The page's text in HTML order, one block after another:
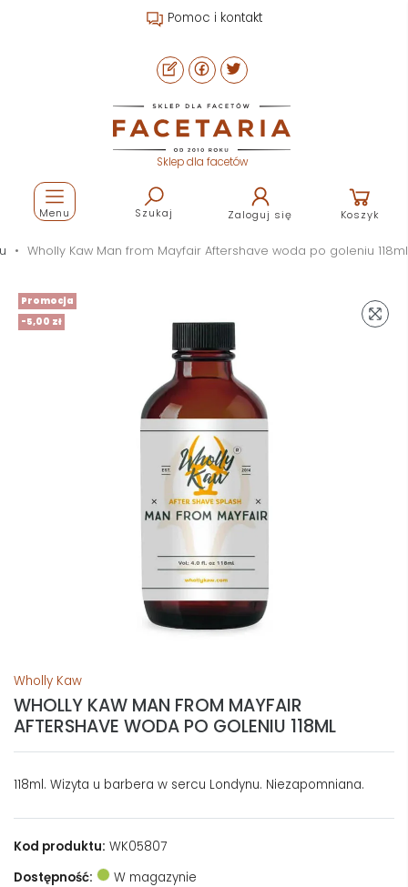
Pomoc i kontakt
Sklep dla facetów
Szukaj Zaloguj się Koszyk
Menu
Wholly Kaw Man from Mayfair Aftershave woda po goleniu 118ml
Promocja
-5,00 zł
Wholly Kaw
WHOLLY KAW MAN FROM MAYFAIR
AFTERSHAVE WODA PO GOLENIU 118ML
118ml. Wizyta u barbera w sercu Londynu. Niezapomniana.
Kod produktu: WK05807
Dostępność:
W magazynie